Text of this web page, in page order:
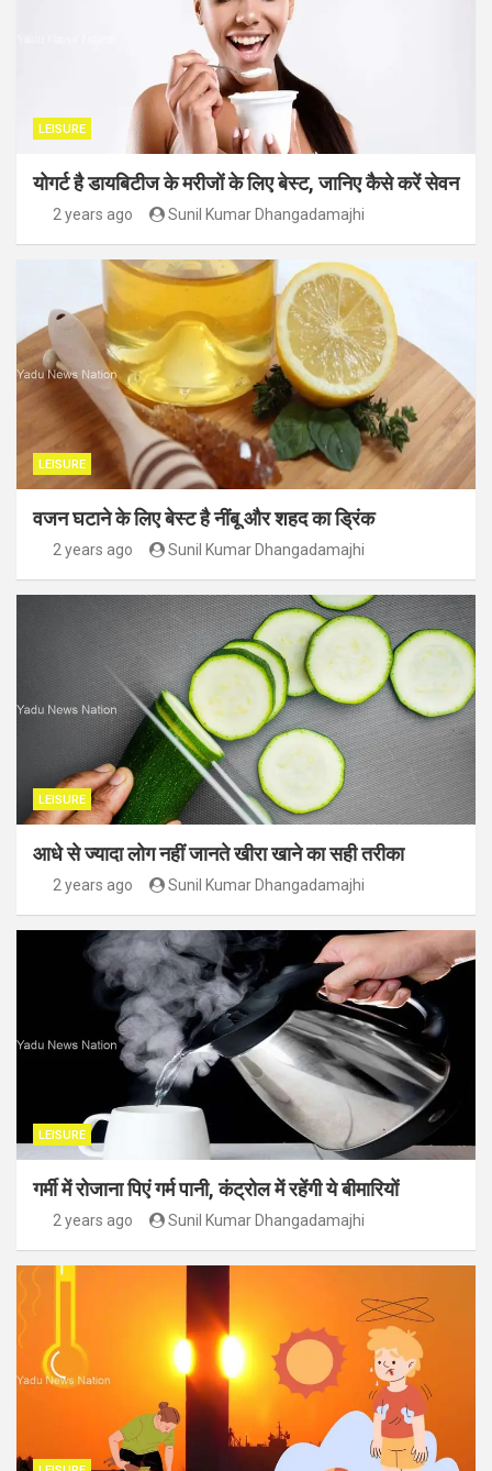
LEISURE
योगर्ट है डायबिटीज के मरीजों के लिए बेस्ट, जानिए कैसे करें सेवन
2 years ago Sunil Kumar Dhangadamajhi
LEISURE
वजन घटाने के लिए बेस्ट है नींबू और शहद का ड्रिंक
2 years ago Sunil Kumar Dhangadamajhi
LEISURE
आधे से ज्यादा लोग नहीं जानते खीरा खाने का सही तरीका
2 years ago Sunil Kumar Dhangadamajhi
LEISURE
गर्मी में रोजाना पिएं गर्म पानी, कंट्रोल में रहेंगी ये बीमारियों
2 years ago Sunil Kumar Dhangadamajhi